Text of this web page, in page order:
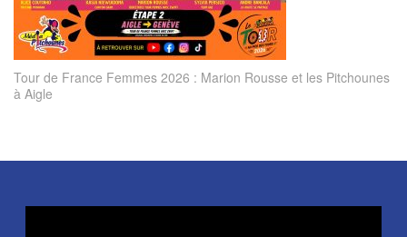
Tour de France Femmes 2026 : Marion Rousse et les Pitchounes
à Aigle